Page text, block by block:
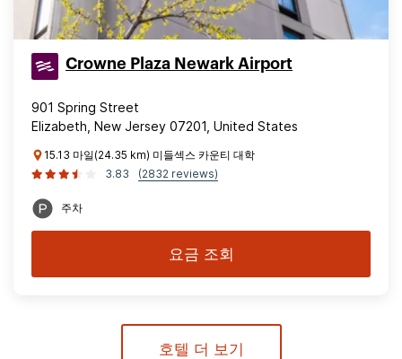
Crowne Plaza Newark Airport
901 Spring Street
Elizabeth, New Jersey 07201, United States
15.13 마일(24.35 km) 미들섹스 카운티 대학
3.83
(2832 reviews)
주차
요금 조회
호텔 더 보기